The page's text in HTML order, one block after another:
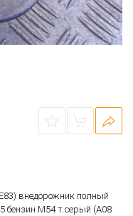
внедорожник полный
бензин M54 т.серый (A08